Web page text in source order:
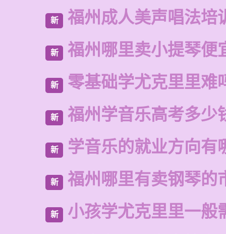
新 福州成人美声唱法培
新 福州哪里卖小提琴便
新 零基础学尤克里里难
新 福州学音乐高考多少
新 学音乐的就业方向有
新 福州哪里有卖钢琴的
新 小孩学尤克里里一般